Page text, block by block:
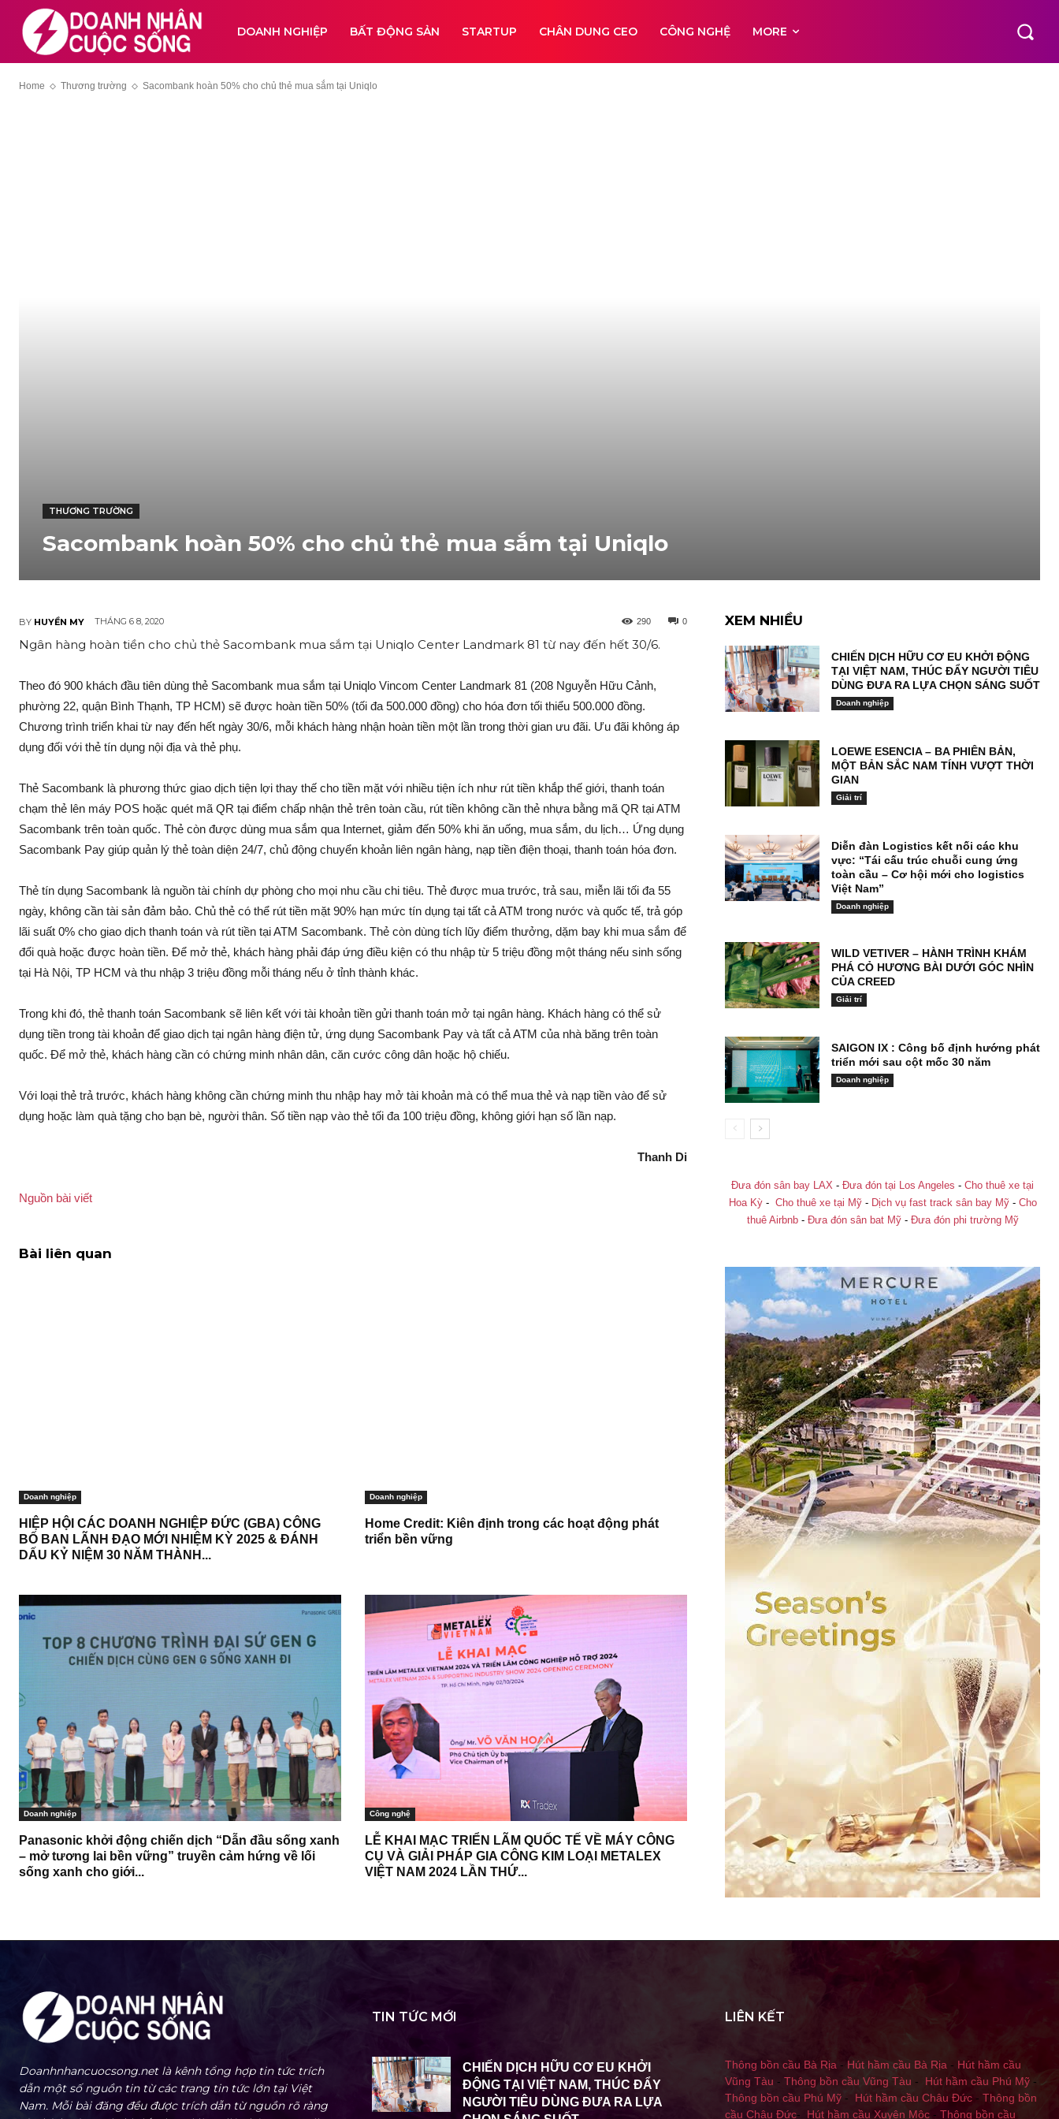
DOANH NGHIỆP BẤT ĐỘNG SẢN STARTUP CHÂN DUNG CEO CÔNG NGHỆ MORE
Home Thương trường Sacombank hoàn 50% cho chủ thẻ mua sắm tại Uniqlo
THƯƠNG TRƯỜNG
Sacombank hoàn 50% cho chủ thẻ mua sắm tại Uniqlo
BY HUYỀN MY THÁNG 6 8, 2020 0
290
Ngân hàng hoàn tiền cho chủ thẻ Sacombank mua sắm tại Uniqlo Center Landmark 81 từ nay đến hết 30/6.
Theo đó 900 khách đầu tiên dùng thẻ Sacombank mua sắm tại Uniqlo Vincom Center Landmark 81 (208 Nguyễn Hữu Cảnh,
phường 22, quận Bình Thạnh, TP HCM) sẽ được hoàn tiền 50% (tối đa 500.000 đồng) cho hóa đơn tối thiểu 500.000 đồng.
Chương trình triển khai từ nay đến hết ngày 30/6, mỗi khách hàng nhận hoàn tiền một lần trong thời gian ưu đãi. Ưu đãi không áp
dụng đối với thẻ tín dụng nội địa và thẻ phụ.
Thẻ Sacombank là phương thức giao dịch tiện lợi thay thế cho tiền mặt với nhiều tiện ích như rút tiền khắp thế giới, thanh toán
chạm thẻ lên máy POS hoặc quét mã QR tại điểm chấp nhận thẻ trên toàn cầu, rút tiền không cần thẻ nhựa bằng mã QR tại ATM
Sacombank trên toàn quốc. Thẻ còn được dùng mua sắm qua Internet, giảm đến 50% khi ăn uống, mua sắm, du lịch… Ứng dụng
Sacombank Pay giúp quản lý thẻ toàn diện 24/7, chủ động chuyển khoản liên ngân hàng, nạp tiền điện thoại, thanh toán hóa đơn.
Thẻ tín dụng Sacombank là nguồn tài chính dự phòng cho mọi nhu cầu chi tiêu. Thẻ được mua trước, trả sau, miễn lãi tối đa 55
ngày, không cần tài sản đảm bảo. Chủ thẻ có thể rút tiền mặt 90% hạn mức tín dụng tại tất cả ATM trong nước và quốc tế, trả góp
lãi suất 0% cho giao dịch thanh toán và rút tiền tại ATM Sacombank. Thẻ còn dùng tích lũy điểm thưởng, dặm bay khi mua sắm để
đổi quà hoặc được hoàn tiền. Để mở thẻ, khách hàng phải đáp ứng điều kiện có thu nhập từ 5 triệu đồng một tháng nếu sinh sống
tại Hà Nội, TP HCM và thu nhập 3 triệu đồng mỗi tháng nếu ở tỉnh thành khác.
Trong khi đó, thẻ thanh toán Sacombank sẽ liên kết với tài khoản tiền gửi thanh toán mở tại ngân hàng. Khách hàng có thể sử
dụng tiền trong tài khoản để giao dịch tại ngân hàng điện tử, ứng dụng Sacombank Pay và tất cả ATM của nhà băng trên toàn
quốc. Để mở thẻ, khách hàng cần có chứng minh nhân dân, căn cước công dân hoặc hộ chiếu.
Với loại thẻ trả trước, khách hàng không cần chứng minh thu nhập hay mở tài khoản mà có thể mua thẻ và nạp tiền vào để sử
dụng hoặc làm quà tặng cho bạn bè, người thân. Số tiền nạp vào thẻ tối đa 100 triệu đồng, không giới hạn số lần nạp.
Thanh Di
Nguồn bài viết
Bài liên quan
Doanh nghiệp
HIỆP HỘI CÁC DOANH NGHIỆP ĐỨC (GBA) CÔNG
BỐ BAN LÃNH ĐẠO MỚI NHIỆM KỲ 2025 & ĐÁNH
DẤU KỶ NIỆM 30 NĂM THÀNH...
Doanh nghiệp
Home Credit: Kiên định trong các hoạt động phát
triển bền vững
Doanh nghiệp
Panasonic khởi động chiến dịch “Dẫn đầu sống xanh
– mở tương lai bền vững” truyền cảm hứng về lối
sống xanh cho giới...
Công nghệ
LỄ KHAI MẠC TRIỂN LÃM QUỐC TẾ VỀ MÁY CÔNG
CỤ VÀ GIẢI PHÁP GIA CÔNG KIM LOẠI METALEX
VIỆT NAM 2024 LẦN THỨ...
XEM NHIỀU
CHIẾN DỊCH HỮU CƠ EU KHỞI ĐỘNG
TẠI VIỆT NAM, THÚC ĐẨY NGƯỜI TIÊU
DÙNG ĐƯA RA LỰA CHỌN SÁNG SUỐT
Doanh nghiệp
LOEWE ESENCIA – BA PHIÊN BẢN,
MỘT BẢN SẮC NAM TÍNH VƯỢT THỜI
GIAN
Giải trí
Diễn đàn Logistics kết nối các khu
vực: “Tái cấu trúc chuỗi cung ứng
toàn cầu – Cơ hội mới cho logistics
Việt Nam”
Doanh nghiệp
WILD VETIVER – HÀNH TRÌNH KHÁM
PHÁ CỎ HƯƠNG BÀI DƯỚI GÓC NHÌN
CỦA CREED
Giải trí
SAIGON IX : Công bố định hướng phát
triển mới sau cột mốc 30 năm
Doanh nghiệp
Đưa đón sân bay LAX - Đưa đón tại Los Angeles - Cho thuê xe tại
Hoa Kỳ- Cho thuê xe tại Mỹ- Dịch vụ fast track sân bay Mỹ- Cho
thuê Airbnb- Đưa đón sân bat Mỹ- Đưa đón phi trường Mỹ
Doanhnhancuocsong.net là kênh tổng hợp tin tức trích
dẫn một số nguồn tin từ các trang tin tức lớn tại Việt
Nam. Mỗi bài đăng đều được trích dẫn từ nguồn rõ ràng
TIN TỨC MỚI
CHIẾN DỊCH HỮU CƠ EU KHỞI
ĐỘNG TẠI VIỆT NAM, THÚC ĐẨY
NGƯỜI TIÊU DÙNG ĐƯA RA LỰA
LIÊN KẾT
Thông bồn cầu Bà Rịa - Hút hầm cầu Bà Rịa - Hút hầm cầu
Vũng Tàu - Thông bồn cầu Vũng Tàu - Hút hầm cầu Phú Mỹ -
Thông bồn cầu Phú Mỹ - Hút hầm cầu Châu Đức - Thông bồn
cầu Châu Đức- Hút hầm cầu Xuyên Mộc - Thông bồn cầu